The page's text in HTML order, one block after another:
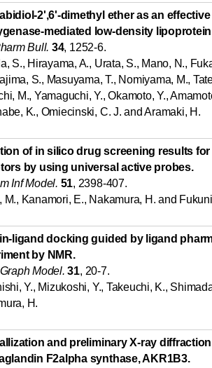
2',6'-dimethyl ether as an
mediated low-density
Bull. 34, 1252-6.
S., Hirayama, A., Urata, S., Mano, N.,
S., Masuyama, T., Nomiyama, M.,
M., Yamaguchi, Y., Okamoto, Y.,
K., Omiecinski, C. J. and Aramaki, H.
of in silico drug screening results
by using universal active probes.
Inf Model. 51, 2398-407.
M., Kanamori, E., Nakamura, H. and
ligand docking guided by ligand
by NMR.
Model. 31, 20-7.
Y., Mizukoshi, Y., Takeuchi, K.,
H.
and preliminary X-ray
F2alpha synthase, AKR1B3.